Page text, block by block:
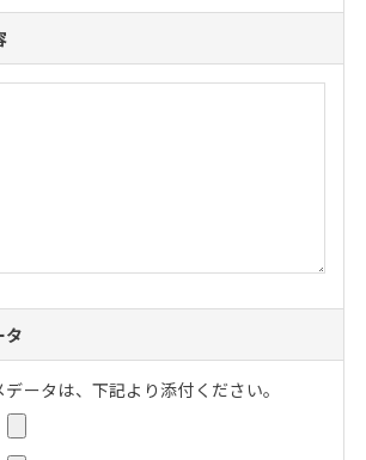
タ
ータは、下記より添付ください。